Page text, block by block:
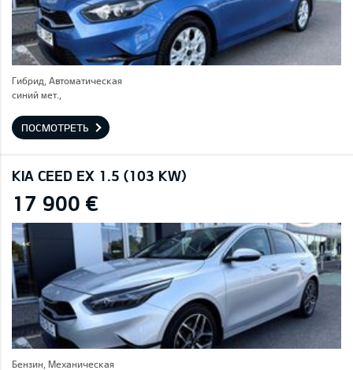
Гибрид, Автоматическая
синий мет.,
ПОСМОТРЕТЬ
KIA CEED EX 1.5 (103 KW)
17 900 €
Бензин, Механическая